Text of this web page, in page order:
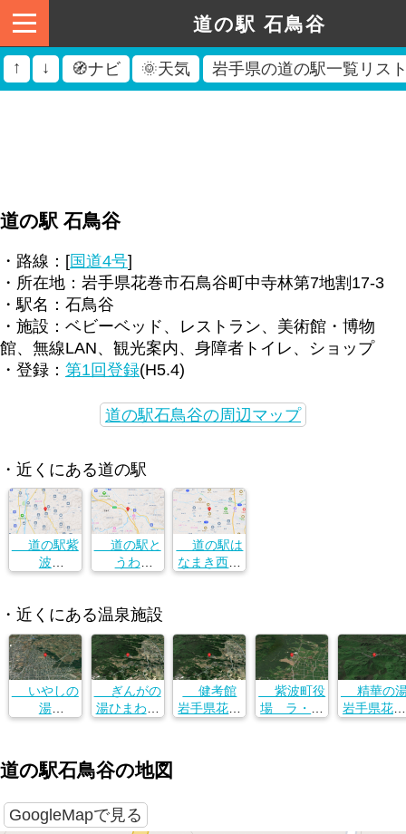
道の駅 石鳥谷
↑ ↓ 🧭ナビ 🌞天気 岩手県の道の駅一覧リス
道の駅 石鳥谷
・路線：[国道4号]
・所在地：岩手県花巻市石鳥谷町中寺林第7地割17-3
・駅名：石鳥谷
・施設：ベビーベッド、レストラン、美術館・博物
館、無線LAN、観光案内、身障者トイレ、ショップ
・登録： 第1回登録(H5.4)
道の駅石鳥谷の周辺マップ
・近くにある道の駅
道の駅紫
波
中寺林第7地
割17-3
道の駅と
うわ
中寺林第7地
割17-3
道の駅は
なまき西南
割17-3
・近くにある温泉施設
いやしの
湯
丁目２６−１
ぎんがの
湯ひまわり
市石鳥谷町
松林寺第３
０
健考館
岩手県花巻
紫波町役
場 ラ・フ
精華の
岩手県花巻
道の駅石鳥谷の地図
GoogleMapで見る